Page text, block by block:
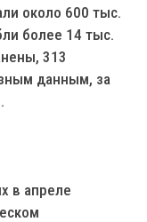
около 600 тыс.
более 14 тыс.
313
данным, за
в апреле